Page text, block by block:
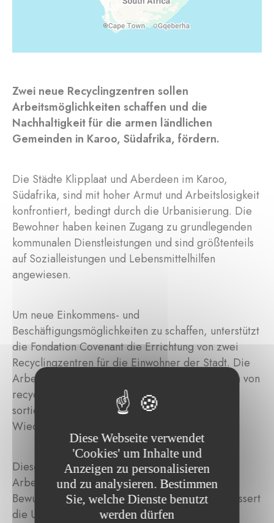
Zwei neue Recyclingzentren sollen
Arbeitsmöglichkeiten schaffen und die
Nachhaltigkeit für die armen ländlichen
Gemeinden in Karoo, Südafrika, fördern.
Die Städte Klipplaat und Aberdeen im Karoo,
Südafrika, sind mit hoher Armut und Arbeitslosigkeit
konfrontiert, bedingt durch die Urbanisierung. Die
Bewohner haben keinen Zugang zu grundlegenden
kommunalen Dienstleistungen und sind größtenteils
auf Sozialleistungen und Lebensmittelhilfen
angewiesen.
Um neue Einkommens- und
Beschäftigungsmöglichkeiten zu schaffen, unterstützt
die Fondation Covenant die Errichtung von zwei
Recyclingzentren für die Einwohner der Stadt. Die
Arbeiter werden für das Sammeln und Abliefern von
recycelbarem Abfall entlohnt, der anschließend
sortiert, gewogen und zu einer nahegelegenen
Wiederaufbereitungsanlage gebracht wird.
Dieses Projekt trägt nicht nur zur Schaffung von
Arbeitsplätzen bei, sondern fördert auch das
Bewusstsein für nachhaltige Praktiken und verbessert
die Umweltbedingungen in den Städten.
Diese Webseite verwendet
'Cookies' um Inhalte und
Anzeigen zu personalisieren
und zu analysieren. Bestimmen
Sie, welche Dienste benutzt
werden dürfen